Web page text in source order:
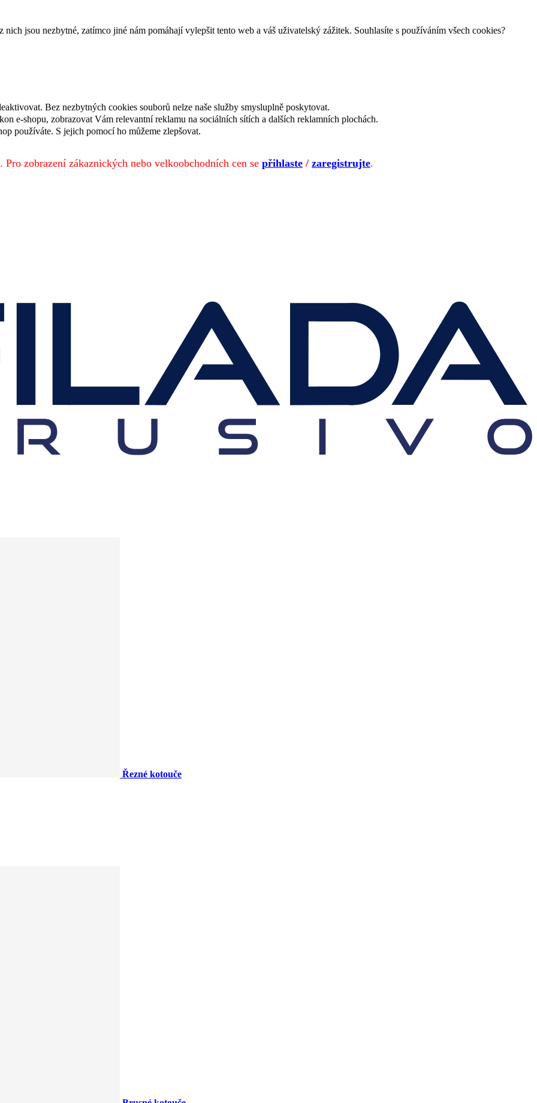
jsou nezbytné, zatímco jiné nám pomáhají vylepšit tento web a váš uživatelský zážitek. Souhlasíte s používáním všech cookies?
Bez nezbytných cookies souborů nelze naše služby smysluplně poskytovat.
e-shopu, zobrazovat Vám relevantní reklamu na sociálních sítích a dalších reklamních plochách.
používáte. S jejich pomocí ho můžeme zlepšovat.
zobrazení zákaznických nebo velkoobchodních cen se přihlaste / zaregistrujte.
Řezné kotouče